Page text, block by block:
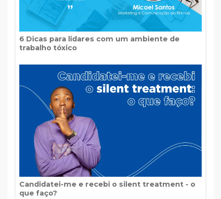
6 Dicas para lidares com um ambiente de
trabalho tóxico
Candidatei-me e recebi o silent treatment - o
que faço?